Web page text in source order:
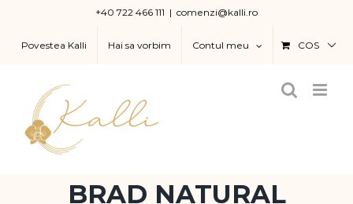
content
+40 722 466 111 | comenzi@kalli.ro
Povestea Kalli Hai sa vorbim Contul meu COS
BRAD NATURAL